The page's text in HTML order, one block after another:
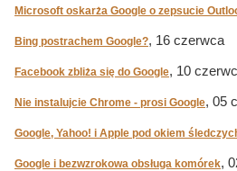
Microsoft oskarża Google o zepsucie
Bing postrachem Google?, 16 czerwca
Facebook zbliża się do Google, 10
Nie instalujcie Chrome - prosi Google, 05
Google, Yahoo! i Apple pod okiem
Google i bezwzrokowa obsługa komórek,